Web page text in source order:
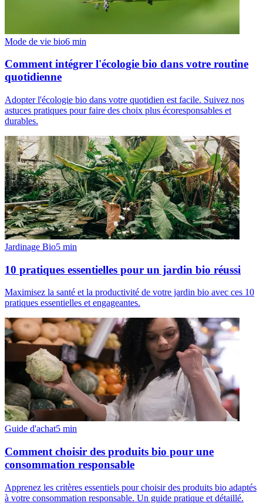
Mode de vie bio6 min
Comment intégrer l'écologie bio dans votre routine
quotidienne
Adopter l'écologie bio dans votre quotidien est facile. Suivez nos
astuces pratiques pour faire des choix plus écoresponsables et
durables.
Jardinage Bio5 min
10 pratiques essentielles pour un jardin bio réussi
Maximisez la santé et la productivité de votre jardin bio avec ces 10
pratiques essentielles et engageantes.
Guide d'achat5 min
Comment choisir des produits bio pour une
consommation responsable
Apprenez les critères essentiels pour choisir des produits bio adaptés
à votre consommation responsable. Un guide pratique et détaillé.